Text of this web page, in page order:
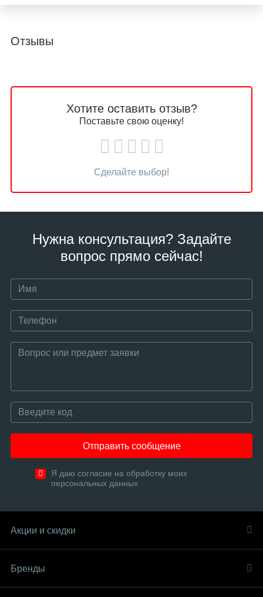
Отзывы
Хотите оставить отзыв?
Поставьте свою оценку!
Сделайте выбор!
Нужна консультация? Задайте
вопрос прямо сейчас!
Отправить сообщение
Я даю согласие на обработку моих
персональных данных
Акции и скидки
Бренды